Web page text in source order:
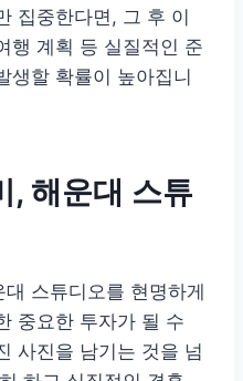
집중한다면, 그 후 이
행 계획 등 실질적인 준
생할 확률이 높아집니
, 해운대 스튜
스튜디오를 현명하게
중요한 투자가 될 수
사진을 남기는 것을 넘